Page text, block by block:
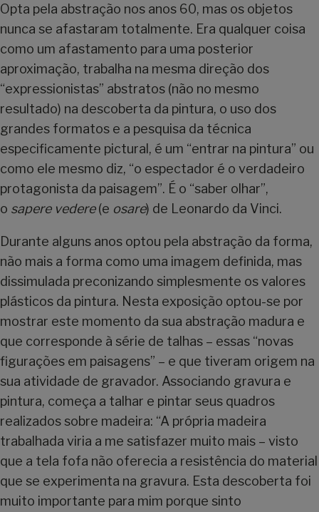
Opta pela abstração nos anos 60, mas os objetos
nunca se afastaram totalmente. Era qualquer coisa
como um afastamento para uma posterior
aproximação, trabalha na mesma direção dos
“expressionistas” abstratos (não no mesmo
resultado) na descoberta da pintura, o uso dos
grandes formatos e a pesquisa da técnica
especificamente pictural, é um “entrar na pintura” ou
como ele mesmo diz, “o espectador é o verdadeiro
protagonista da paisagem”. É o “saber olhar”,
o sapere vedere(e osare) de Leonardo da Vinci.
Durante alguns anos optou pela abstração da forma,
não mais a forma como uma imagem definida, mas
dissimulada preconizando simplesmente os valores
plásticos da pintura. Nesta exposição optou-se por
mostrar este momento da sua abstração madura e
que corresponde à série de talhas – essas “novas
figurações em paisagens” – e que tiveram origem na
sua atividade de gravador. Associando gravura e
pintura, começa a talhar e pintar seus quadros
realizados sobre madeira: “A própria madeira
trabalhada viria a me satisfazer muito mais – visto
que a tela fofa não oferecia a resistência do material
que se experimenta na gravura. Esta descoberta foi
muito importante para mim porque sinto